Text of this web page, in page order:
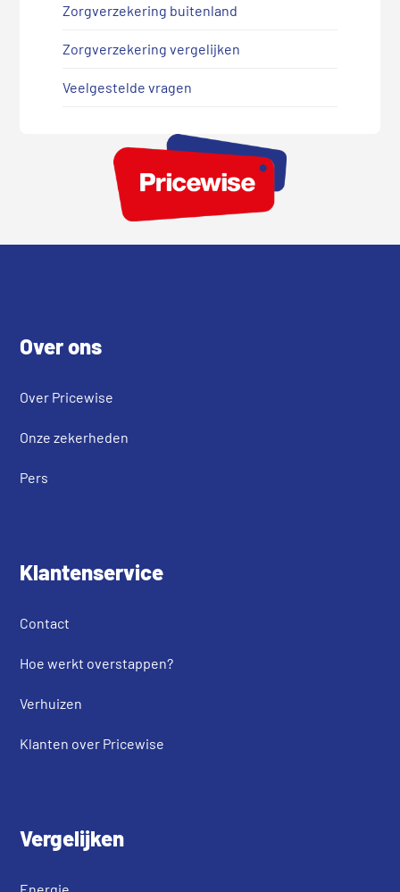
Zorgverzekering buitenland
Zorgverzekering vergelijken
Veelgestelde vragen
Over ons
Over Pricewise
Onze zekerheden
Pers
Klantenservice
Contact
Hoe werkt overstappen?
Verhuizen
Klanten over Pricewise
Vergelijken